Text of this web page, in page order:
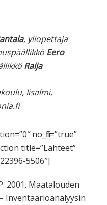
, yliopettaja
Eero
Raija
Iisalmi,
no_fill=”true”
title=”Lähteet”
5506″]
2001. Maatalouden
Inventaarioanalyysin